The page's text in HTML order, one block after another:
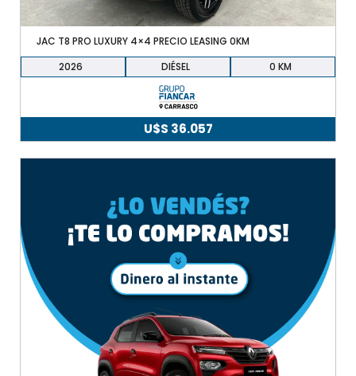
JAC T8 PRO LUXURY 4×4 PRECIO LEASING 0KM
2026
DIÉSEL 0
U$S 36.057